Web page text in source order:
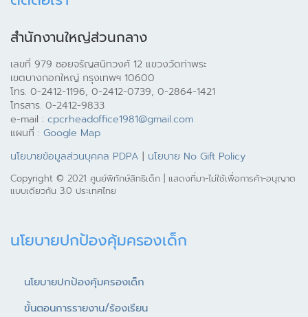
สำนักงานใหญ่ส่วนกลาง
เลขที่ 979 ซอยจรัญสนิทวงศ์ 12 แขวงวัดท่าพระ
เขตบางกอกใหญ่ กรุงเทพฯ 10600
โทร. 0-2412-1196, 0-2412-0739, 0-2864-1421
โทรสาร. 0-2412-9833
e-mail : cpcrheadoffice1981@gmail.com
แผนที่ : Google Map
นโยบายข้อมูลส่วนบุคคล PDPA | นโยบาย No Gift Policy
Copyright © 2021 ศูนย์พิทักษ์สิทธิเด็ก | แสดงที่มา-ไม่ใช้เพื่อการค้า-อนุญาต
แบบเดียวกัน 3.0 ประเทศไทย
นโยบายปกป้องคุ้มครองเด็ก
นโยบายปกป้องคุ้มครองเด็ก
ขั้นตอนการรายงาน/ร้องเรียน